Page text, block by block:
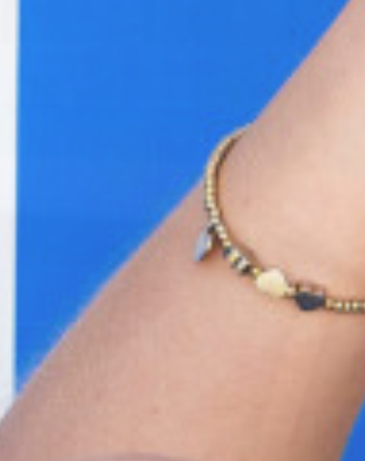
Guter Journalismus ist
wichtiger denn je
MEHR ERFAHREN